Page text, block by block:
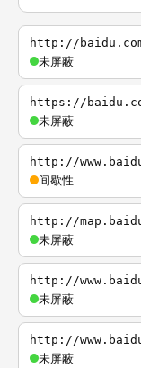
http://
未屏蔽
https://
未屏蔽
http://
间歇性
http://
未屏蔽
http://
未屏蔽
http://
未屏蔽